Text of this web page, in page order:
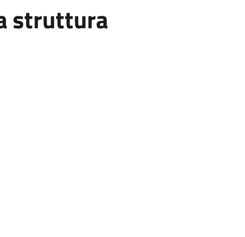
struttura